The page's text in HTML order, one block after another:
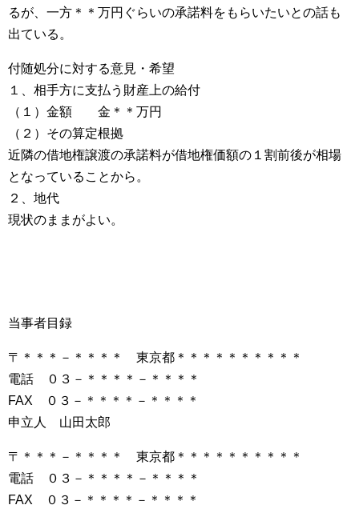
るが、一方＊＊万円ぐらいの承諾料をもらいたいとの話も
出ている。
付随処分に対する意見・希望
１、相手方に支払う財産上の給付
（１）金額 金＊＊万円
（２）その算定根拠
近隣の借地権譲渡の承諾料が借地権価額の１割前後が相場
となっていることから。
２、地代
現状のままがよい。
当事者目録
〒＊＊＊－＊＊＊＊ 東京都＊＊＊＊＊＊＊＊＊＊
電話 ０３－＊＊＊＊－＊＊＊＊
FAX ０３－＊＊＊＊－＊＊＊＊
申立人 山田太郎
〒＊＊＊－＊＊＊＊ 東京都＊＊＊＊＊＊＊＊＊＊
電話 ０３－＊＊＊＊－＊＊＊＊
FAX ０３－＊＊＊＊－＊＊＊＊